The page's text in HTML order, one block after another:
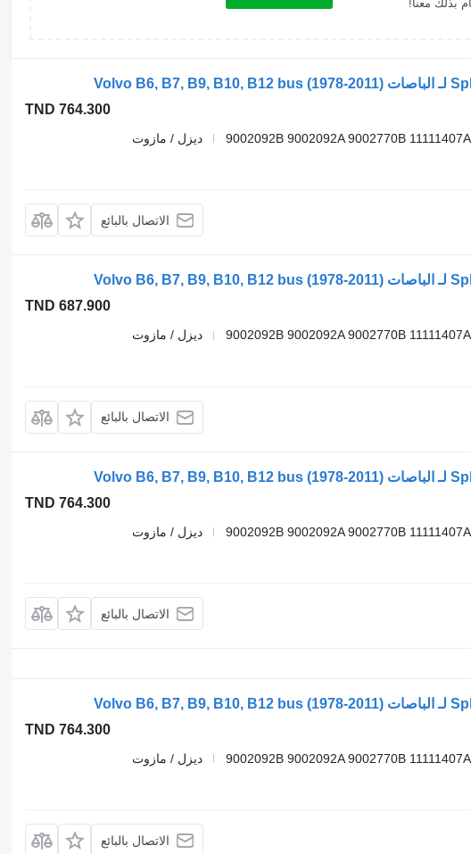
بذلك معنا!
TND 764.300
9002092B 9002092A 9002770B
ديزل / مازوت
الاتصال بالبائع
TND 687.900
9002092B 9002092A 9002770B
ديزل / مازوت
الاتصال بالبائع
TND 764.300
9002092B 9002092A 9002770B
ديزل / مازوت
الاتصال بالبائع
TND 764.300
9002092B 9002092A 9002770B
ديزل / مازوت
الاتصال بالبائع